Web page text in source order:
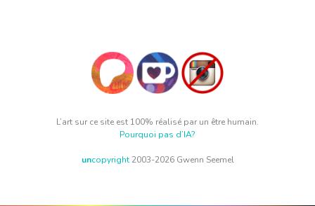
L’art sur ce site est 100% réalisé par un être humain.
Pourquoi pas d’IA?
uncopyright2003-2026 Gwenn Seemel